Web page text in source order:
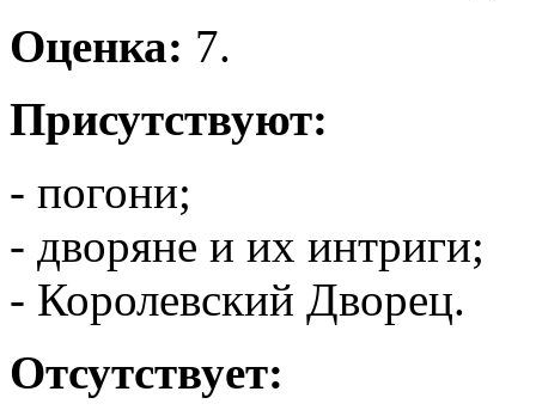
Оценка: 7.
Присутствуют:
- погони;
- дворяне и их интриги;
- Королевский Дворец.
Отсутствуeт: